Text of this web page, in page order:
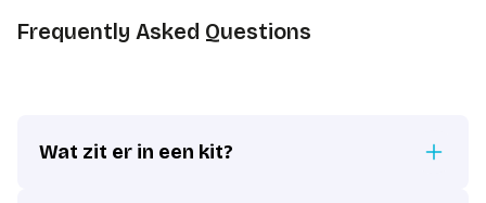
Frequently Asked Questions
Wat zit er in een kit?